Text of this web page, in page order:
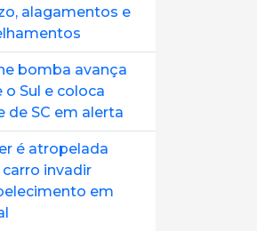
alagamentos e
bomba avança
o Sul e coloca
de SC em alerta
é atropelada
invadir
em